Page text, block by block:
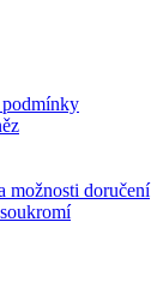
podmínky
možnosti doručení